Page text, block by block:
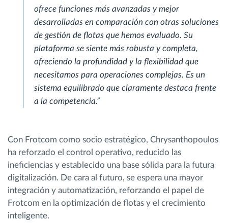
ofrece funciones más avanzadas y mejor
desarrolladas en comparación con otras soluciones
de gestión de flotas que hemos evaluado. Su
plataforma se siente más robusta y completa,
ofreciendo la profundidad y la flexibilidad que
necesitamos para operaciones complejas. Es un
sistema equilibrado que claramente destaca frente
a la competencia.”
Con Frotcom como socio estratégico, Chrysanthopoulos
ha reforzado el control operativo, reducido las
ineficiencias y establecido una base sólida para la futura
digitalización. De cara al futuro, se espera una mayor
integración y automatización, reforzando el papel de
Frotcom en la optimización de flotas y el crecimiento
inteligente.